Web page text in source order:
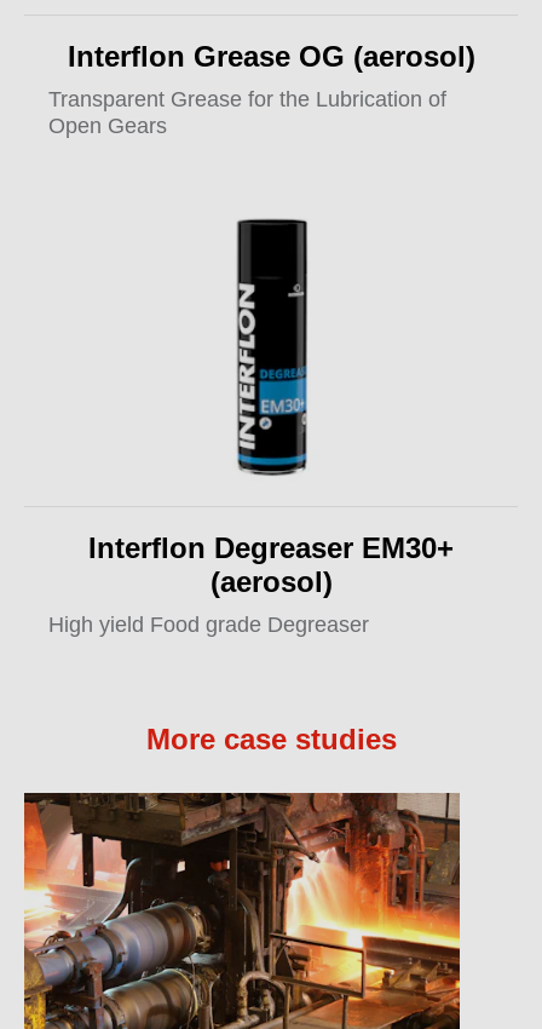
Interflon Grease OG (aerosol)
Transparent Grease for the Lubrication of
Open Gears
Interflon Degreaser EM30+
(aerosol)
High yield Food grade Degreaser
More case studies